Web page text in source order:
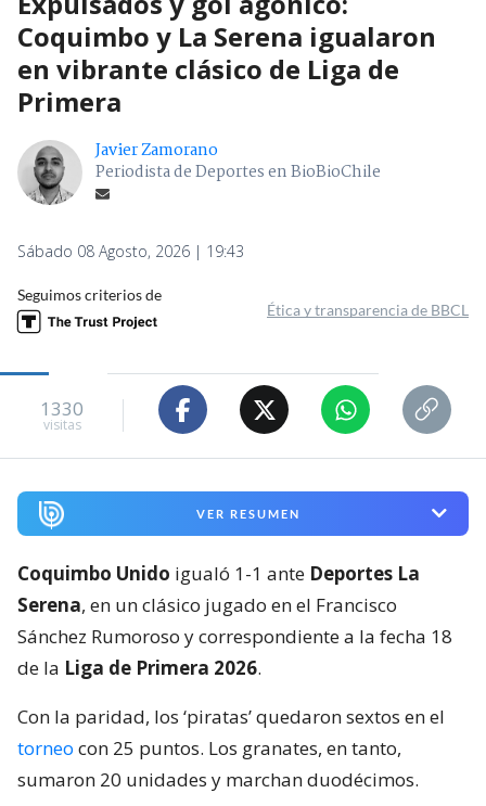
Coquimbo y La Serena igualaron
en vibrante clásico de Liga de
Primera
Javier Zamorano
Periodista de Deportes en BioBioChile
Sábado 08 Agosto, 2026 | 19:43
Seguimos criterios de
Ética y transparencia de BBCL
1330
visitas
VER RESUMEN
Coquimbo Unido igualó 1-1 ante Deportes La
Serena, en un clásico jugado en el Francisco
Sánchez Rumoroso y correspondiente a la fecha 18
de la Liga de Primera 2026.
Con la paridad, los ‘piratas’ quedaron sextos en el
torneo con 25 puntos. Los granates, en tanto,
sumaron 20 unidades y marchan duodécimos.